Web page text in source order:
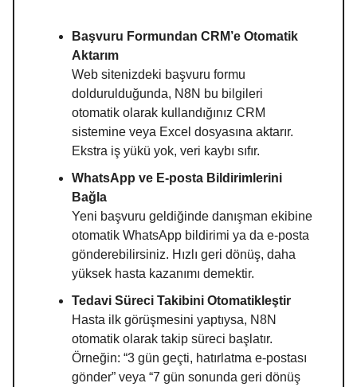
Başvuru Formundan CRM’e Otomatik
Aktarım
Web sitenizdeki başvuru formu
doldurulduğunda, N8N bu bilgileri
otomatik olarak kullandığınız CRM
sistemine veya Excel dosyasına aktarır.
Ekstra iş yükü yok, veri kaybı sıfır.
WhatsApp ve E-posta Bildirimlerini
Bağla
Yeni başvuru geldiğinde danışman ekibine
otomatik WhatsApp bildirimi ya da e-posta
gönderebilirsiniz. Hızlı geri dönüş, daha
yüksek hasta kazanımı demektir.
Tedavi Süreci Takibini Otomatikleştir
Hasta ilk görüşmesini yaptıysa, N8N
otomatik olarak takip süreci başlatır.
Örneğin: “3 gün geçti, hatırlatma e-postası
gönder” veya “7 gün sonunda geri dönüş